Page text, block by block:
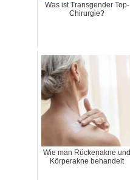
Was ist Transgender Top-
Chirurgie?
Wie man Rückenakne und
Körperakne behandelt